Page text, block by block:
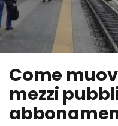
Come
mezzi